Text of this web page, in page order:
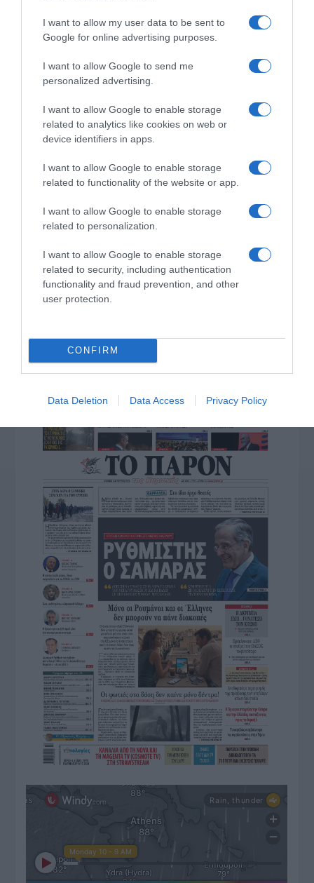
I want to allow my user data to be sent to
Google for online advertising purposes.
I want to allow Google to send me
personalized advertising.
I want to allow Google to enable storage
related to analytics like cookies on web or
device identifiers in apps.
I want to allow Google to enable storage
related to functionality of the website or app.
I want to allow Google to enable storage
related to personalization.
I want to allow Google to enable storage
related to security, including authentication
functionality and fraud prevention, and other
user protection.
CONFIRM
Data Deletion Data Access Privacy Policy
ΔΕΙΤΕ ΤΗΝ ΚΙΝΗΣΗ ΣΤΟΥΣ ΔΡΌΜΟΥΣ
Κίνηση Τώρα: Live Χάρτης Αθήνας
Live ενημέρωση για Κηφισό, Αττική Οδό και κέντρο Αθήνας από το
paron.gr
ΤΟ ΠΑΡΟΝ ΤΗΣ ΚΥΡΙΑΚΗΣ